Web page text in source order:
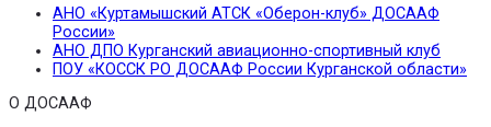
АНО «Куртамышский АТСК «Оберон-клуб» ДОСААФ
России»
АНО ДПО Курганский авиационно-спортивный клуб
ПОУ «КОССК РО ДОСААФ России Курганской области»
О ДОСААФ